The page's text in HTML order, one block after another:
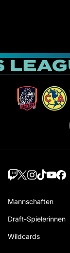
Mannschaften
Draft-Spielerinnen
Wildcards